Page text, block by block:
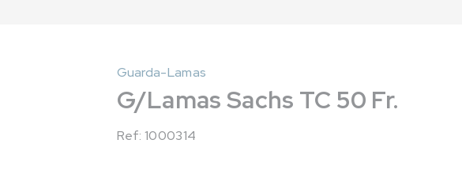
Guarda-Lamas
G/Lamas Sachs TC 50 Fr.
Ref: 1000314